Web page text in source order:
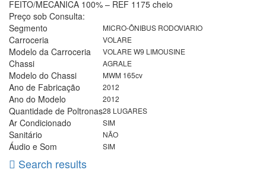
Preço sob Consulta:
Segmento
MICRO-ÔNIBUS RODOVIARIO
Carroceria VOLARE
Modelo da Carroceria VOLARE W9 LIMOUSINE
Chassi AGRALE
Modelo do Chassi MWM 165cv
Ano de Fabricação 2012
Ano do Modelo 2012
Quantidade de Poltronas28 LUGARES
Ar Condicionado SIM
Sanitário NÃO
Áudio e Som SIM
Search results